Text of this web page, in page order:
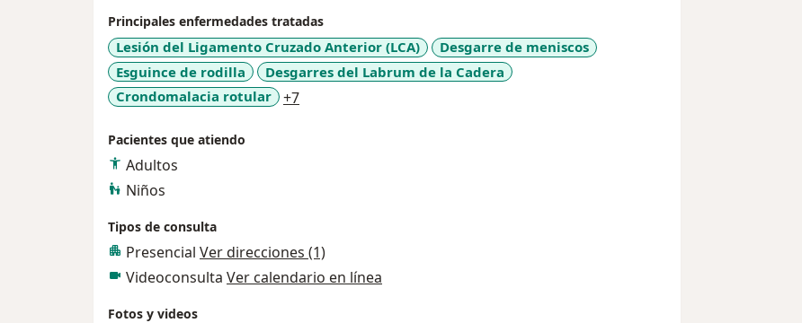
Principales enfermedades tratadas
Lesión del Ligamento Cruzado Anterior (LCA)
Desgarre de meniscos
Esguince de rodilla
Desgarres del Labrum de la Cadera
Crondomalacia rotular
+7a11y_sr_more_diseases
Pacientes que atiendo
Adultos
Niños
Tipos de consulta
Presencial Ver direcciones (1)
Videoconsulta Ver calendario en línea
Fotos y videos